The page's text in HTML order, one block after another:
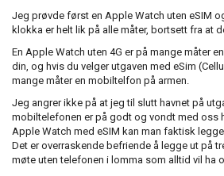
Jeg prøvde først en Apple Watch uten eSIM
klokka er helt lik på alle måter, bortsett fra at
En Apple Watch uten 4G er på mange måter
din, og hvis du velger utgaven med eSim
mange måter en mobiltelfon på armen.
Jeg angrer ikke på at jeg til slutt havnet på
mobiltelefonen er på godt og vondt med oss
Apple Watch med eSIM kan man faktisk
Det er overraskende befriende å legge ut på
møte uten telefonen i lomma som alltid vil ha